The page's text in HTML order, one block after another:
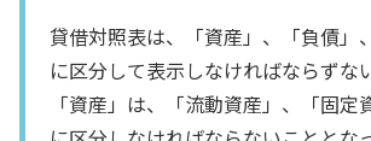
貸借対照表は、「資産」、「負債」
に区分して表示しなければならずな
「資産」は、「流動資産」、「固定